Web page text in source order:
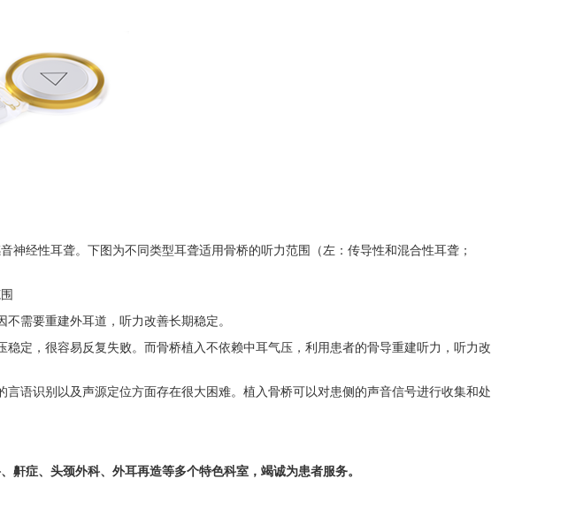
经性耳聋。下图为不同类型耳聋适用骨桥的听力范围（左：传导性和混合性耳聋；
需要重建外耳道，听力改善长期稳定。
，很容易反复失败。而骨桥植入不依赖中耳气压，利用患者的骨导重建听力，听力改
识别以及声源定位方面存在很大困难。植入骨桥可以对患侧的声音信号进行收集和处
症、头颈外科、外耳再造等多个特色科室，竭诚为患者服务。